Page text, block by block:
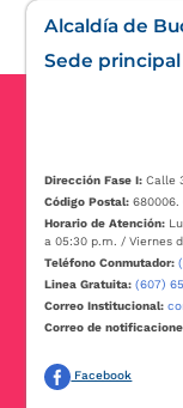
Alcaldía de
Sede principal
Dirección Fase I:Calle
Código Postal: 680006.
Horario de Atención:
a 05:30 p.m. / Viernes
Teléfono Conmutador:
Linea Gratuita: (607)
Correo Institucional:
Correo de
Facebook